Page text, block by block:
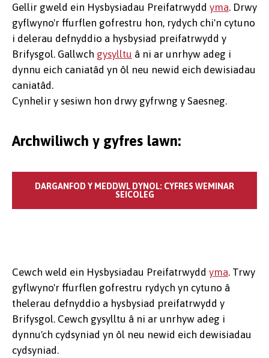
Gellir gweld ein Hysbysiadau Preifatrwydd yma. Drwy
gyflwyno'r ffurflen gofrestru hon, rydych chi'n cytuno
i delerau defnyddio a hysbysiad preifatrwydd y
Brifysgol. Gallwch gysylltu â ni ar unrhyw adeg i
dynnu eich caniatâd yn ôl neu newid eich dewisiadau
caniatâd.
Cynhelir y sesiwn hon drwy gyfrwng y Saesneg.
Archwiliwch y gyfres lawn:
DARGANFOD Y MEDDWL DYNOL: CYFRES WEMINAR
SEICOLEG
Cewch weld ein Hysbysiadau Preifatrwydd yma. Trwy
gyflwyno'r ffurflen gofrestru rydych yn cytuno â
thelerau defnyddio a hysbysiad preifatrwydd y
Brifysgol. Cewch gysylltu â ni ar unrhyw adeg i
dynnu'ch cydsyniad yn ôl neu newid eich dewisiadau
cydsyniad.